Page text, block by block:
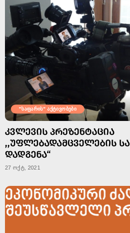
"საფარის" აქტივობები
ᲙᲕᲚᲔᲕᲘᲡ ᲞᲠᲔᲖᲔᲜᲢᲐᲪᲘᲐ
,,ᲣᲤᲚᲔᲑᲐᲓᲐᲛᲪᲕᲔᲚᲔᲑᲘᲡ
ᲓᲐᲓᲒᲔᲜᲐ“
27 ოქტ, 2021